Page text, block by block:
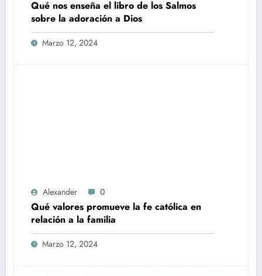
Qué nos enseña el libro de los Salmos
sobre la adoración a Dios
Marzo 12, 2024
Alexander 0
Qué valores promueve la fe católica en
relación a la familia
Marzo 12, 2024